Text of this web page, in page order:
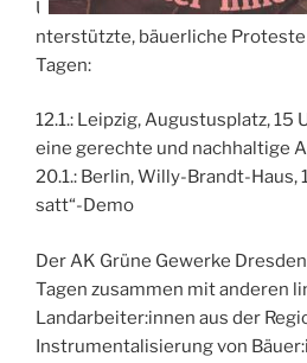
U
nterstützte, bäuerliche
Tagen:
12.1.: Leipzig, Augustusplatz, 15
eine gerechte und nachhaltige
20.1.: Berlin, Willy-Brandt-Haus,
satt“-Demo
Der AK Grüne Gewerke
Tagen zusammen mit anderen
Landarbeiter:innen aus der
Instrumentalisierung von